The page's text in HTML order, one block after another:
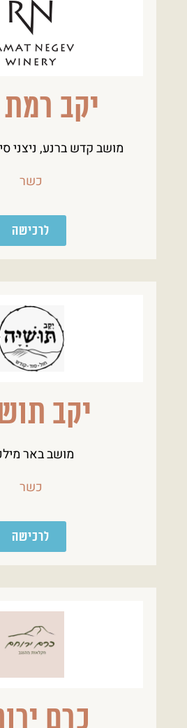
יקב רמת
מושב קדש ברנע, ניצני
כשר
לרכישה
יקב
מושב באר
כשר
לרכישה
כרם